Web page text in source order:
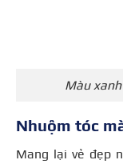
Màu
Nhuộm tóc
Mang lại vẻ đẹp